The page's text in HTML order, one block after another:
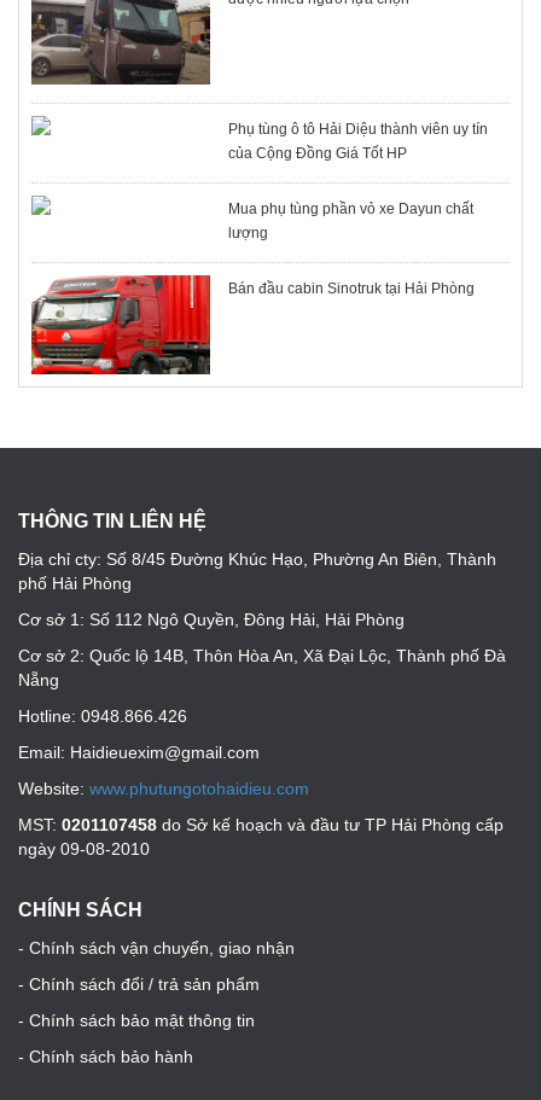
Phụ tùng ô tô Hải Diệu thành viên uy tín
của Cộng Đồng Giá Tốt HP
Mua phụ tùng phần vỏ xe Dayun chất
lượng
Bán đầu cabin Sinotruk tại Hải Phòng
THÔNG TIN LIÊN HỆ
Địa chỉ cty: Số 8/45 Đường Khúc Hạo, Phường An Biên, Thành
phố Hải Phòng
Cơ sở 1: Số 112 Ngô Quyền, Đông Hải, Hải Phòng
Cơ sở 2: Quốc lộ 14B, Thôn Hòa An, Xã Đại Lộc, Thành phố Đà
Nẵng
Hotline: 0948.866.426
Email: Haidieuexim@gmail.com
Website: www.phutungotohaidieu.com
MST: 0201107458 do Sở kế hoạch và đầu tư TP Hải Phòng cấp
ngày 09-08-2010
CHÍNH SÁCH
- Chính sách vận chuyển, giao nhận
- Chính sách đổi / trả sản phẩm
- Chính sách bảo mật thông tin
- Chính sách bảo hành